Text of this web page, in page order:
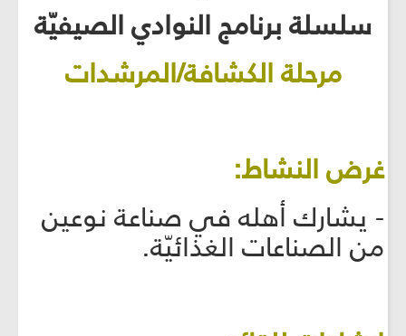
سلسلة برنامج النوادي الصيفيّة
مرحلة الكشافة/المرشدات
غرض النشاط:
- يشارك أهله في صناعة نوعين
من الصناعات الغذائيّة.